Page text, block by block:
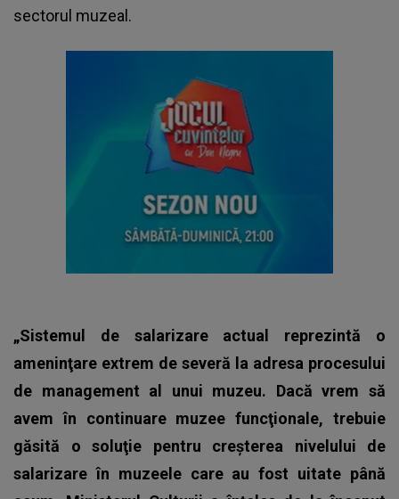
sectorul muzeal.
„Sistemul de salarizare actual reprezintă o
ameninţare extrem de severă la adresa procesului
de management al unui muzeu. Dacă vrem să
avem în continuare muzee funcţionale, trebuie
găsită o soluţie pentru creşterea nivelului de
salarizare în muzeele care au fost uitate până